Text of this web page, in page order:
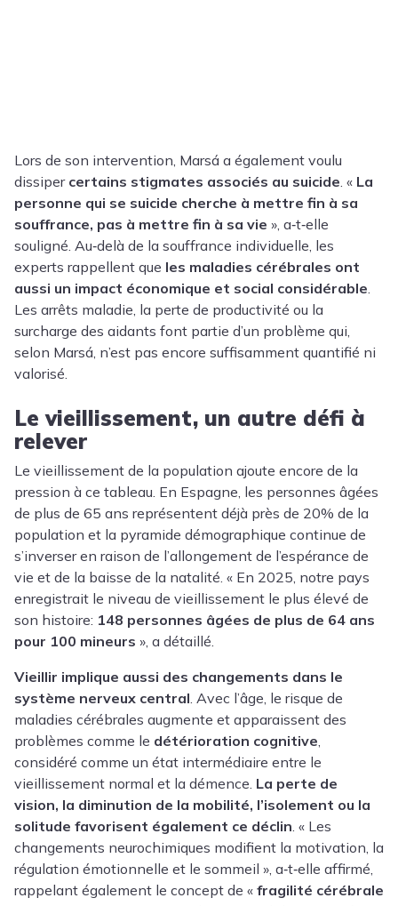
Lors de son intervention, Marsá a également voulu
dissiper certains stigmates associés au suicide . « La
personne qui se suicide cherche à mettre fin à sa
souffrance, pas à mettre fin à sa vie », a‑t‑elle
souligné. Au‑delà de la souffrance individuelle, les
experts rappellent que les maladies cérébrales ont
aussi un impact économique et social considérable
Les arrêts maladie, la perte de productivité ou la
surcharge des aidants font partie d’un problème qui,
selon Marsá, n’est pas encore suffisamment quantifié ni
valorisé.
Le vieillissement, un autre défi à
relever
Le vieillissement de la population ajoute encore de la
pression à ce tableau. En Espagne, les personnes âgées
de plus de 65 ans représentent déjà près de 20% de la
population et la pyramide démographique continue de
s’inverser en raison de l’allongement de l’espérance de
vie et de la baisse de la natalité. « En 2025, notre pays
enregistrait le niveau de vieillissement le plus élevé de
son histoire: 148 personnes âgées de plus de 64 ans
pour 100 mineurs », a détaillé.
Vieillir implique aussi des changements dans le
système nerveux central. Avec l’âge, le risque de
maladies cérébrales augmente et apparaissent des
problèmes comme le détérioration cognitive,
considéré comme un état intermédiaire entre le
vieillissement normal et la démence. La perte de
vision, la diminution de la mobilité, l’isolement ou la
solitude favorisent également ce déclin. « Les
changements neurochimiques modifient la motivation, la
régulation émotionnelle et le sommeil », a‑t‑elle affirmé,
rappelant également le concept de « fragilité cérébrale